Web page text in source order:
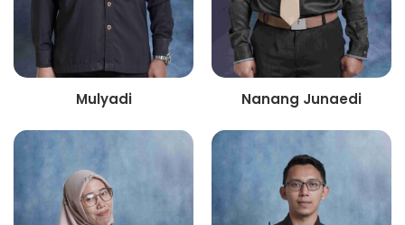
Mulyadi Nanang Junaedi